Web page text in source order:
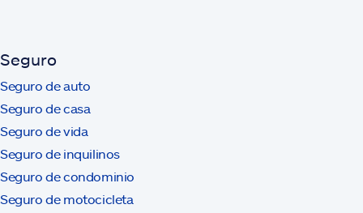
Seguro
Seguro de auto
Seguro de casa
Seguro de vida
Seguro de inquilinos
Seguro de condominio
Seguro de motocicleta